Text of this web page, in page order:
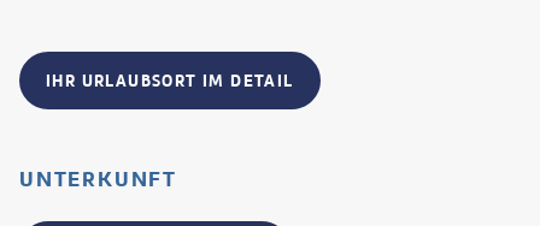
IHR URLAUBSORT IM DETAIL
UNTERKUNFT